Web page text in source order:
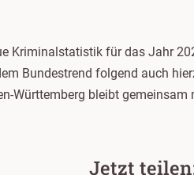
Kriminalstatistik für das Jahr
Bundestrend folgend auch
Württemberg bleibt gemeinsam